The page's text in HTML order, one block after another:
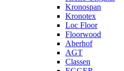
Kronospan
Kronotex
Loc Floor
Floorwood
Aberhof
AGT
Classen